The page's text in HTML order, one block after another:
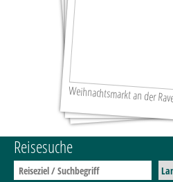
Weihnachtsmarkt an der
Glacier-Express...
Weihnachtsmarkt an der
Reisesuche